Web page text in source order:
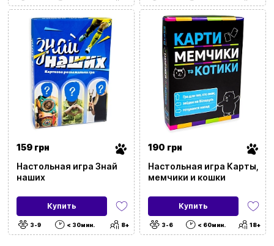
159 грн
Настольная игра Знай
наших
Купить
3-9 < 30мин. 8+
190 грн
Настольная игра Карты,
мемчики и кошки
Купить
3-6 < 60мин. 18+